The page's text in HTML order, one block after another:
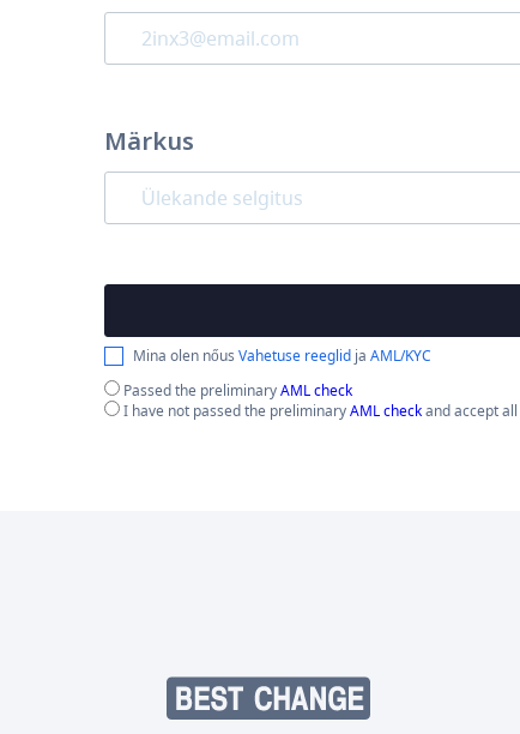
Märkus
Mina olen nőus Vahetuse reeglid ja AML/KYC
Passed the preliminaryAML check
I have not passed the preliminaryAML checkand accept all